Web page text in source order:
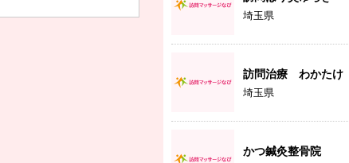
埼玉県
訪問治療 わかたけ
埼玉県
かつ鍼灸整骨院